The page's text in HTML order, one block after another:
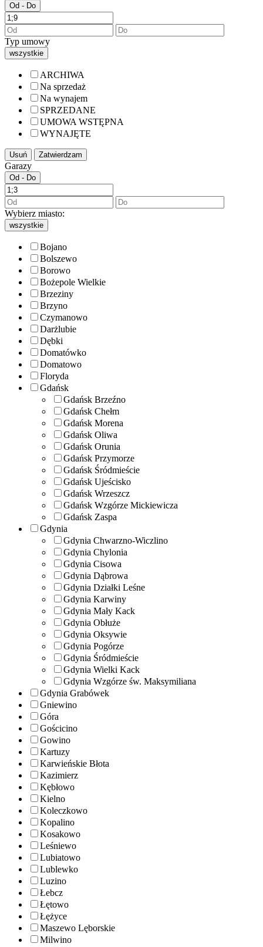
Od - Do
Typ umowy
wszystkie
ARCHIWA
Na sprzedaż
Na wynajem
SPRZEDANE
UMOWA WSTĘPNA
WYNAJĘTE
Usuń Zatwierdzam
Garazy
Od - Do
Wybierz miasto:
wszystkie
Bojano
Bolszewo
Borowo
Bożepole Wielkie
Brzeziny
Brzyno
Czymanowo
Darżlubie
Dębki
Domatówko
Domatowo
Floryda
Gdańsk
Gdańsk Brzeźno
Gdańsk Chełm
Gdańsk Morena
Gdańsk Oliwa
Gdańsk Orunia
Gdańsk Przymorze
Gdańsk Śródmieście
Gdańsk Ujeścisko
Gdańsk Wrzeszcz
Gdańsk Wzgórze Mickiewicza
Gdańsk Zaspa
Gdynia
Gdynia Chwarzno-Wiczlino
Gdynia Chylonia
Gdynia Cisowa
Gdynia Dąbrowa
Gdynia Działki Leśne
Gdynia Karwiny
Gdynia Mały Kack
Gdynia Obłuże
Gdynia Oksywie
Gdynia Pogórze
Gdynia Śródmieście
Gdynia Wielki Kack
Gdynia Wzgórze św. Maksymiliana
Gdynia Grabówek
Gniewino
Góra
Gościcino
Gowino
Kartuzy
Karwieńskie Błota
Kazimierz
Kębłowo
Kielno
Koleczkowo
Kopalino
Kosakowo
Leśniewo
Lubiatowo
Lublewko
Luzino
Łebcz
Łętowo
Łężyce
Maszewo Lęborskie
Milwino